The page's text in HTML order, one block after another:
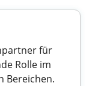
für
Rolle im
Bereichen.